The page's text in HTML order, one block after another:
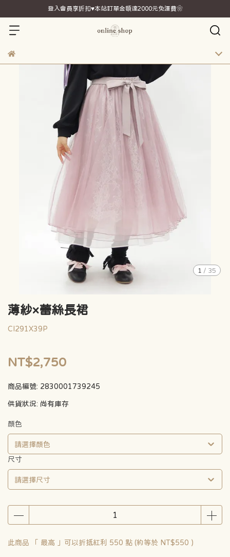
登入會員享折扣♥本站訂單金額達2000元免運費❀
1 / 35
薄紗×蕾絲長裙
CI291X39P
NT$2,750
商品編號: 2830001739245
供貨狀況: 尚有庫存
顏色
請選擇顏色
尺寸
請選擇尺寸
此商品 「 最高 」可以折抵紅利 550 點 (約等於 NT$550 )